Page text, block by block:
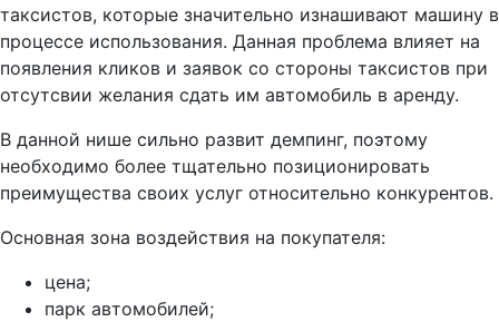
таксистов, которые значительно изнашивают машину в
процессе использования. Данная проблема влияет на
появления кликов и заявок со стороны таксистов при
отсутсвии желания сдать им автомобиль в аренду.
В данной нише сильно развит демпинг, поэтому
необходимо более тщательно позиционировать
преимущества своих услуг относительно конкурентов.
Основная зона воздействия на покупателя:
цена;
парк автомобилей;